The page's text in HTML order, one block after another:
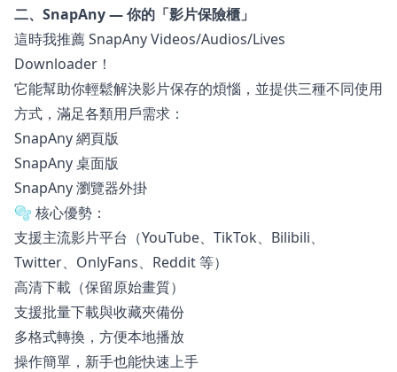
二、SnapAny — 你的「影片保險櫃」
這時我推薦 SnapAny Videos/Audios/Lives
Downloader！
它能幫助你輕鬆解決影片保存的煩惱，並提供三種不同使用
方式，滿足各類用戶需求：
SnapAny 網頁版
SnapAny 桌面版
SnapAny 瀏覽器外掛
🫧 核心優勢：
支援主流影片平台（YouTube、TikTok、Bilibili、
Twitter、OnlyFans、Reddit 等）
高清下載（保留原始畫質）
支援批量下載與收藏夾備份
多格式轉換，方便本地播放
操作簡單，新手也能快速上手